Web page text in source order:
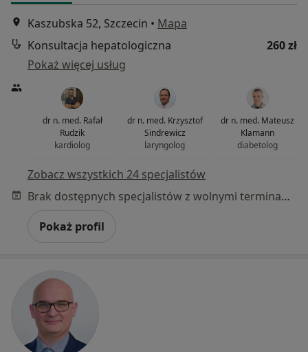
Kaszubska 52, Szczecin • Mapa
Konsultacja hepatologiczna
260 zł
Pokaż więcej usług
dr n. med. Rafał
Rudzik
kardiolog
dr n. med. Krzysztof
Sindrewicz
laryngolog
dr n. med. Mateusz
Klamann
diabetolog
Zobacz wszystkich 24 specjalistów
Brak dostępnych specjalistów z wolnymi terminami w tym centrum medycznym.
Pokaż profil